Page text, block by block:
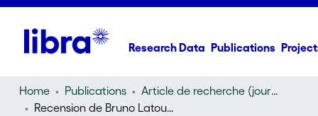
Research Data Publications
Home Publications
Article de recherche (journal article)
Recension de Bruno Latour et Peter Weibel, "Iconoclash, beyond the Image Wars in Science, Religion and Art" (ZKM, Karlsruhe, MIT Press, Cambridge/London, 2002)